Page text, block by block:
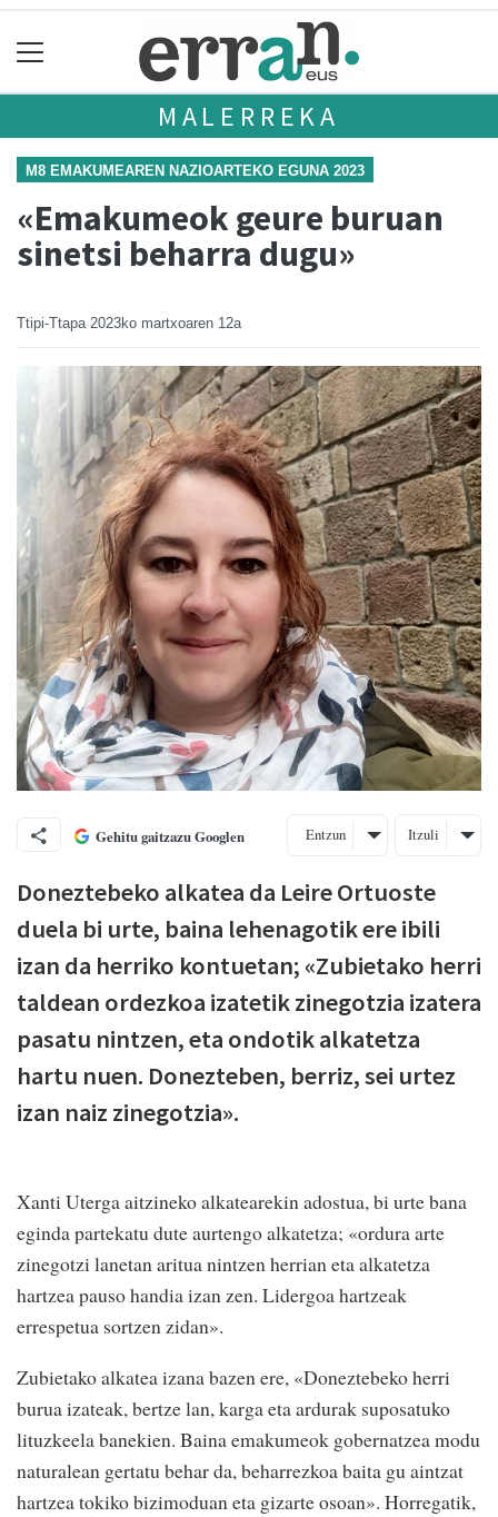
MALERREKA
M8 EMAKUMEAREN NAZIOARTEKO EGUNA 2023
«Emakumeok geure buruan
sinetsi beharra dugu»
Ttipi-Ttapa 2023ko martxoaren 12a
Gehitu gaitzazu Googlen Entzun Itzuli
Doneztebeko alkatea da Leire Ortuoste
duela bi urte, baina lehenagotik ere ibili
izan da herriko kontuetan; «Zubietako herri
taldean ordezkoa izatetik zinegotzia izatera
pasatu nintzen, eta ondotik alkatetza
hartu nuen. Donezteben, berriz, sei urtez
izan naiz zinegotzia».
Xanti Uterga aitzineko alkatearekin adostua, bi urte bana
eginda partekatu dute aurtengo alkatetza; «ordura arte
zinegotzi lanetan aritua nintzen herrian eta alkatetza
hartzea pauso handia izan zen. Lidergoa hartzeak
errespetua sortzen zidan».
Zubietako alkatea izana bazen ere, «Doneztebeko herri
burua izateak, bertze lan, karga eta ardurak suposatuko
lituzkeela banekien. Baina emakumeok gobernatzea modu
naturalean gertatu behar da, beharrezkoa baita gu aintzat
hartzea tokiko bizimoduan eta gizarte osoan». Horregatik,